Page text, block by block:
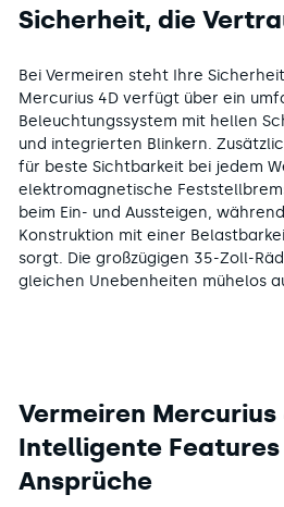
Sicherheit, die
Bei Vermeiren steht Ihre
Mercurius 4D verfügt über ein
Beleuchtungssystem mit hellen
und integrierten Blinkern.
für beste Sichtbarkeit bei jedem
elektromagnetische
beim Ein- und Aussteigen,
Konstruktion mit einer
sorgt. Die großzügigen 35-Zoll-
gleichen Unebenheiten mühelos
Vermeiren Mercurius
Intelligente
Ansprüche